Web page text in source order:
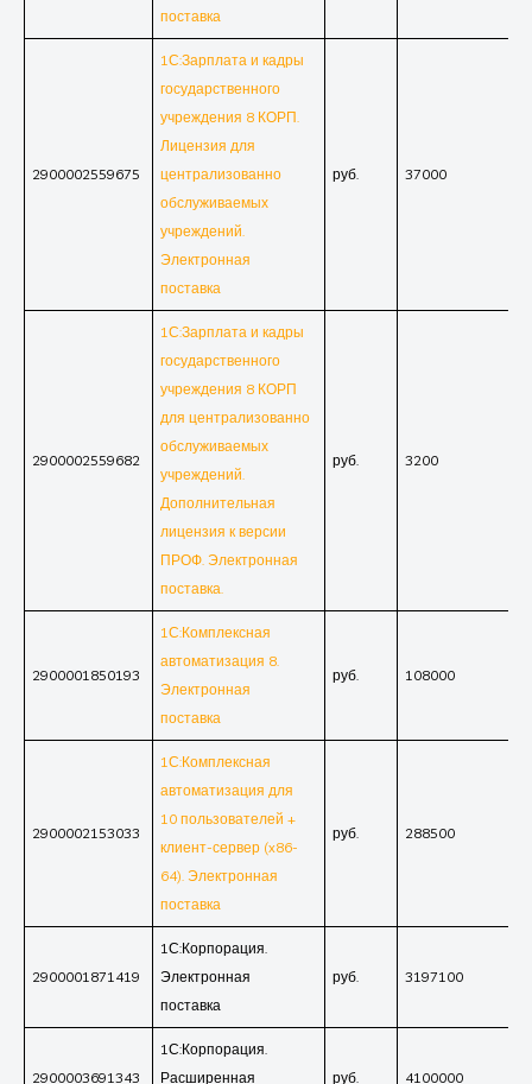
поставка
2900002559675
1С:Зарплата и кадры
государственного
учреждения 8 КОРП.
Лицензия для
централизованно
обслуживаемых
учреждений.
Электронная
поставка
руб. 37000
2900002559682
1С:Зарплата и кадры
государственного
учреждения 8 КОРП
для централизованно
обслуживаемых
учреждений.
Дополнительная
лицензия к версии
ПРОФ. Электронная
поставка.
руб. 3200
2900001850193
1С:Комплексная
автоматизация 8.
Электронная
поставка
руб. 108000
2900002153033
1С:Комплексная
автоматизация для
10 пользователей +
клиент-сервер (x86-
64). Электронная
поставка
руб. 288500
2900001871419
1С:Корпорация.
Электронная
поставка
руб. 3197100
2900003691343
1С:Корпорация.
Расширенная
руб. 4100000